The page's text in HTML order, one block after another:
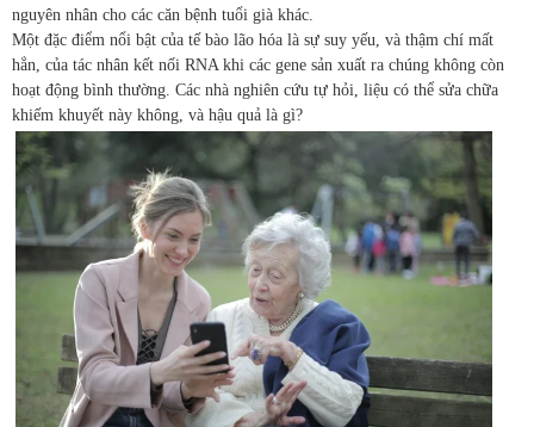
nguyên nhân cho các căn bệnh tuổi già khác.
Một đặc điểm nổi bật của tế bào lão hóa là sự suy yếu, và thậm chí mất
hẳn, của tác nhân kết nối RNA khi các gene sản xuất ra chúng không còn
hoạt động bình thường. Các nhà nghiên cứu tự hỏi, liệu có thể sửa chữa
khiếm khuyết này không, và hậu quả là gì?